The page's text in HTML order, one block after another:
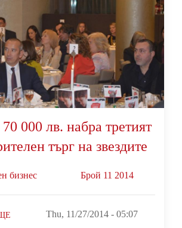
000 лв. набра третият
търг на звездите
бизнес Брой 11 2014
Thu, 11/27/2014 - 05:07